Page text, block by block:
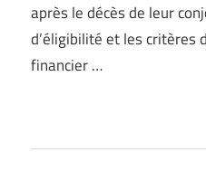
après le décès de leur
d’éligibilité et les critères
financier …